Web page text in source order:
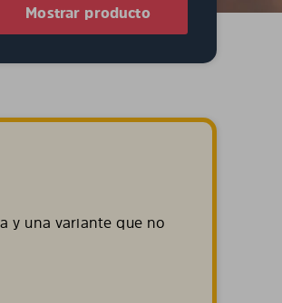
Mostrar producto
y una variante que no